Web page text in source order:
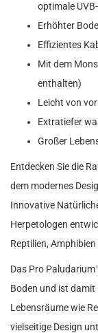
optimale
Erhöhter
Effizientes
Mit dem
enthalten)
Leicht von
Extratiefer
Großer
Entdecken Sie die
dem modernes
Innovative
Herpetologen
Reptilien,
Das Pro
Boden und ist
Lebensräume wie
vielseitige Design